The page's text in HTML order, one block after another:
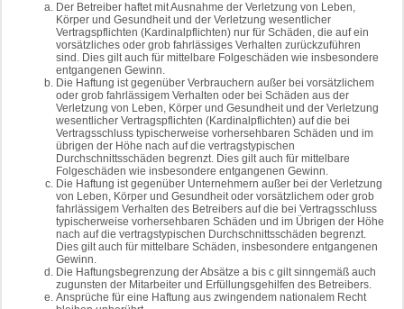
Der Betreiber haftet mit Ausnahme der Verletzung von Leben,
Körper und Gesundheit und der Verletzung wesentlicher
Vertragspflichten (Kardinalpflichten) nur für Schäden, die auf ein
vorsätzliches oder grob fahrlässiges Verhalten zurückzuführen
sind. Dies gilt auch für mittelbare Folgeschäden wie insbesondere
entgangenen Gewinn.
Die Haftung ist gegenüber Verbrauchern außer bei vorsätzlichem
oder grob fahrlässigem Verhalten oder bei Schäden aus der
Verletzung von Leben, Körper und Gesundheit und der Verletzung
wesentlicher Vertragspflichten (Kardinalpflichten) auf die bei
Vertragsschluss typischerweise vorhersehbaren Schäden und im
übrigen der Höhe nach auf die vertragstypischen
Durchschnittsschäden begrenzt. Dies gilt auch für mittelbare
Folgeschäden wie insbesondere entgangenen Gewinn.
Die Haftung ist gegenüber Unternehmern außer bei der Verletzung
von Leben, Körper und Gesundheit oder vorsätzlichem oder grob
fahrlässigem Verhalten des Betreibers auf die bei Vertragsschluss
typischerweise vorhersehbaren Schäden und im Übrigen der Höhe
nach auf die vertragstypischen Durchschnittsschäden begrenzt.
Dies gilt auch für mittelbare Schäden, insbesondere entgangenen
Gewinn.
Die Haftungsbegrenzung der Absätze a bis c gilt sinngemäß auch
zugunsten der Mitarbeiter und Erfüllungsgehilfen des Betreibers.
Ansprüche für eine Haftung aus zwingendem nationalem Recht